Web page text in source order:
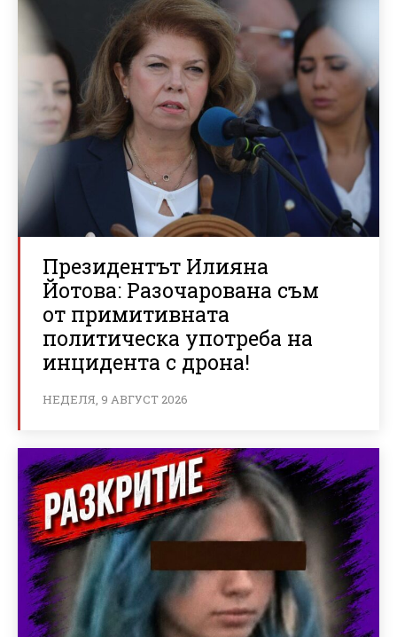
Президентът Илияна
Йотова: Разочарована съм
от примитивната
политическа употреба на
инцидента с дрона!
НЕДЕЛЯ, 9 АВГУСТ 2026